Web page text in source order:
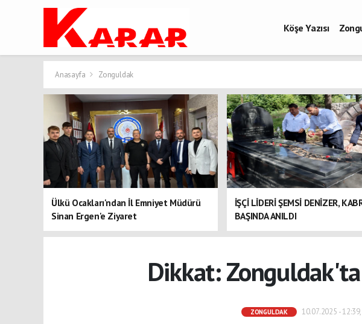
Köşe Yazısı
Anasayfa Zonguldak
Ülkü Ocakları'ndan İl Emniyet Müdürü
Sinan Ergen'e Ziyaret
İŞÇİ LİDERİ ŞEMSİ DENİZER,
BAŞINDA ANILDI
Dikkat:
ZONGULDAK 10.07.2025 -